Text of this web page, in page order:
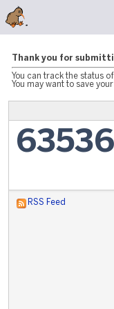
Thank you for
You can track the status
You may want to save
63536
RSS Feed